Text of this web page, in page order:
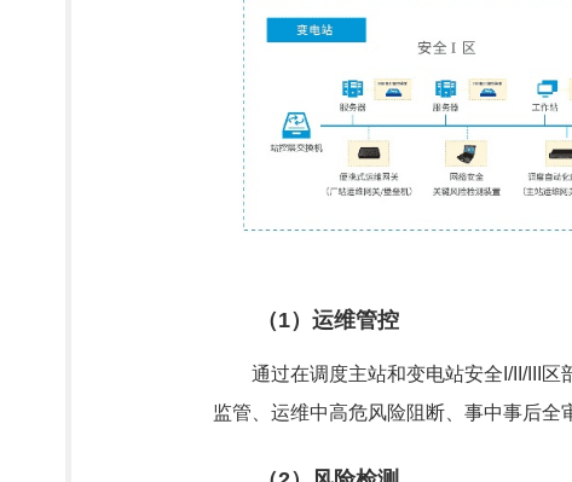
（1）运维管控
通过在调度主站和变电站安全I/II/III
监管、运维中高危风险阻断、事中事后